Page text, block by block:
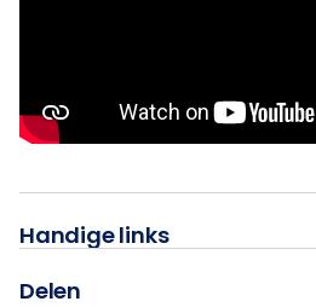
Handige links
Delen